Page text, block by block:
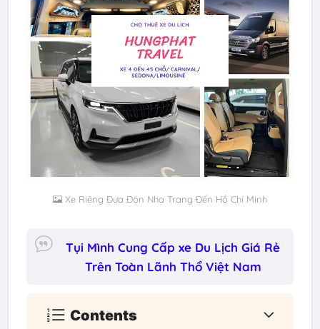
Xe Riêng Đưa Đón Nha Trang Đến Hồ Chí Minh
Tụi Mình Cung Cấp xe Du Lịch Giá Rẻ
Trên Toàn Lãnh Thổ Việt Nam
Contents